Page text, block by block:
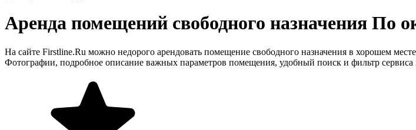
Аренда помещений свободного назначения По
На сайте Firstline.Ru можно недорого арендовать помещение свободного назначения в хорошем
Фотографии, подробное описание важных параметров помещения, удобный поиск и фильтр